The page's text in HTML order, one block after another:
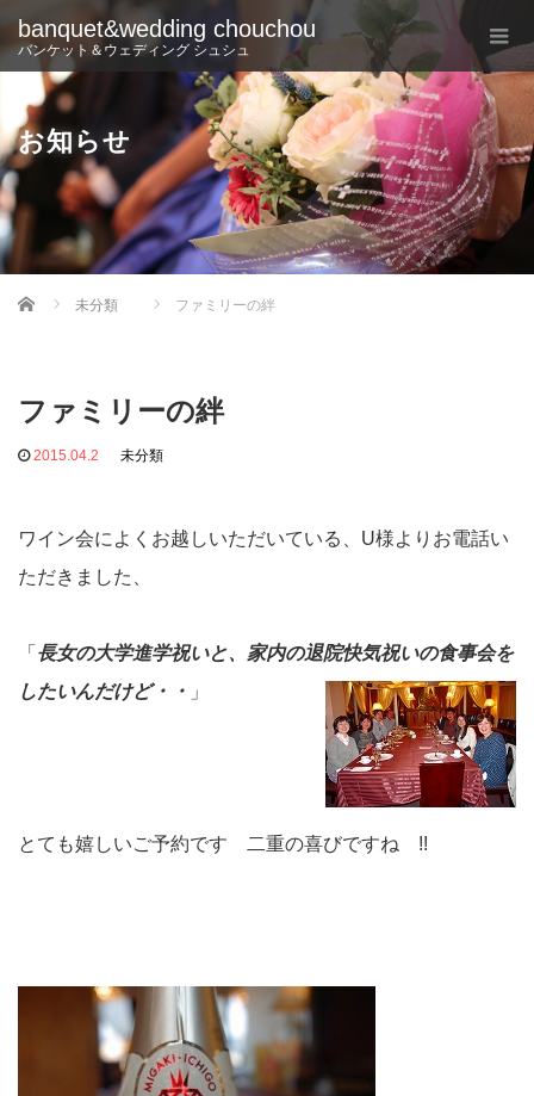
banquet&wedding chouchou
バンケット＆ウェディング シュシュ
お知らせ
Home 未分類 ファミリーの絆
ファミリーの絆
2015.04.2 未分類
ワイン会によくお越しいただいている、U様よりお電話い
ただきました、
「 長女の大学進学祝いと、家内の退院快気祝いの食事会を
したいんだけど・
・ 」
とても嬉しいご予約です 二重の喜びですね !!